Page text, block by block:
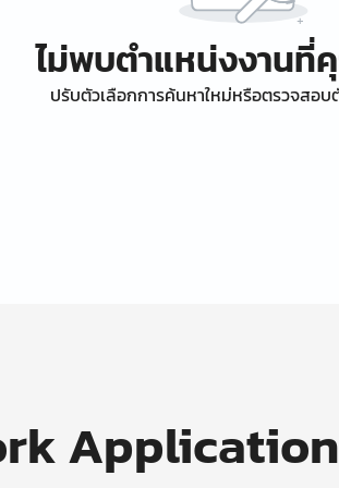
ไม่พบตำแหน่งงาน
ปรับตัวเลือกการค้นหาใหม่หรือตรวจสอบ